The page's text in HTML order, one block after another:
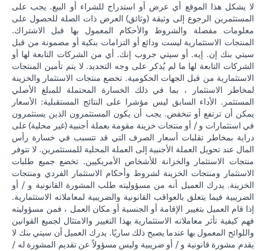
لا يشكل هذا الموقع أي عرض أو استدراج للشراء أو البيع. يجب على
المستثمرين الرجوع إلى وثيقة (وثائق) العرض ذات الصلة للحصول على
معلومات مفصلة والشروط والأحكام المعمول بها قبل الاشتراك.
المنتجات الاستثمارية ليست ودائع أو التزامات بنكية أو مضمونة من قبل
سيتي بنك إن. إيه. أو سيتي جروب إنك. أي من الشركات التابعة لها أو
الشركات التابعة لها ما لم يُذكر على وجه التحديد. لا يتم تأمين المنتجات
الاستثمارية من قبل الجهات الحكومية. تخضع منتجات الاستثمار والخزينة
لمخاطر الاستثمار ، بما في ذلك الخسارة المحتملة للمبلغ الأصلي
المستثمر. الأداء السابق ليس مؤشرا على النتائج المستقبلية: الأسعار
يمكن أن ترتفع أو تنخفض. يجب أن يكون المستثمرون الذين يستثمرون
في استثمارات و / أو منتجات خزينة مقومة بعملة أجنبية (غير محلية) على
دراية بمخاطر تقلبات أسعار الصرف التي قد تتسبب في خسارة رأس
المال عند تحويل العملة الأجنبية إلى العملة المحلية للمستثمرين. لا تتوفر
منتجات الاستثمار والخزانة للأشخاص الأمريكيين. تخضع جميع طلبات
الاستثمار ومنتجات الخزينة لشروط وأحكام الاستثمار الفردي ومنتجات
الخزينة. يدرك العميل أنه من مسؤوليته طلب المشورة القانونية و / أو
الضريبية فيما يتعلق بالعواقب القانونية والضريبية لمعاملاته الاستثمارية.
إذا قام العميل بتغيير الإقامة أو الجنسية أو مكان العمل ، فمن مسؤوليته
فهم كيفية تأثر معاملاته الاستثمارية بهذا التغيير والامتثال لجميع القوانين
واللوائح المعمول بها عندما يصبح ذلك ساريًا. يدرك العميل أن سيتي بنك لا
يقدم مشورة قانونية و / أو ضريبية وليس مسؤولاً عن تقديم المشورة له /